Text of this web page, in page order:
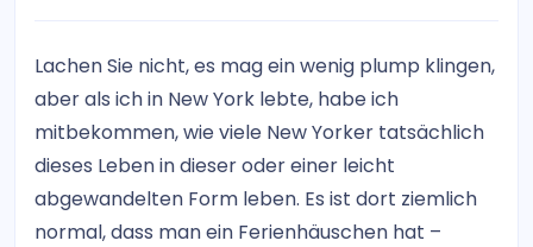
Lachen Sie nicht, es mag ein wenig plump klingen,
aber als ich in New York lebte, habe ich
mitbekommen, wie viele New Yorker tatsächlich
dieses Leben in dieser oder einer leicht
abgewandelten Form leben. Es ist dort ziemlich
normal, dass man ein Ferienhäuschen hat –